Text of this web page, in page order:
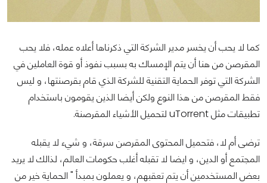
كما لا يحب أن يخسر مدير الشركة التي ذكرناها أعلاه عمله، فلا يحب
المقرصن من هنا أن يتم الإمساك به بسبب نفوذ أو قوة العاملين في
الشركة التي توفر الحماية التقنية للشركة الذي قام بقرصنتها، و ليس
فقط المقرصن من هذا النوع ولكن أيضا الذين يقومون باستخدام
تطبيقات مثل uTorrent لتحميل الأشياء المقرصنة.
ترضى أم لا، فتحميل المحتوى المقرصن سرقة، و شيء لا يقبله
المجتمع أو الدين، و ايضا لا تقبله أغلب حكومات العالم، لذالك لا يريد
بعض المستخدمين أن يتم تعقبهم، و يعملون بمبدأ " الحماية خير من